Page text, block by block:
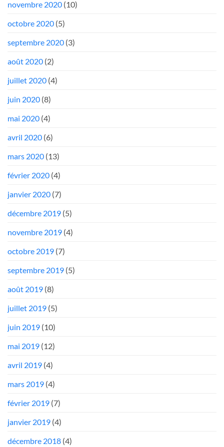
novembre 2020 (10)
octobre 2020 (5)
septembre 2020 (3)
août 2020 (2)
juillet 2020 (4)
juin 2020 (8)
mai 2020 (4)
avril 2020 (6)
mars 2020 (13)
février 2020 (4)
janvier 2020 (7)
décembre 2019 (5)
novembre 2019 (4)
octobre 2019 (7)
septembre 2019 (5)
août 2019 (8)
juillet 2019 (5)
juin 2019 (10)
mai 2019 (12)
avril 2019 (4)
mars 2019 (4)
février 2019 (7)
janvier 2019 (4)
décembre 2018 (4)